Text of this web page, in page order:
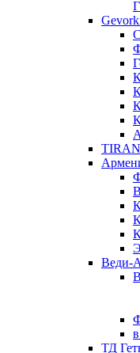
Веди-
ТД